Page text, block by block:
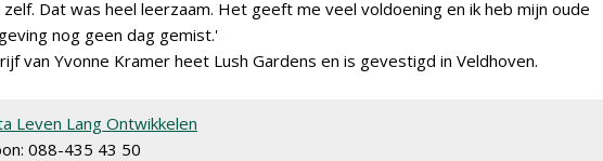
zelf. Dat was heel leerzaam. Het geeft me veel voldoening en ik heb mijn oude
nog geen dag gemist.'
van Yvonne Kramer heet Lush Gardens en is gevestigd in Veldhoven.
Leven Lang Ontwikkelen
088-435 43 50